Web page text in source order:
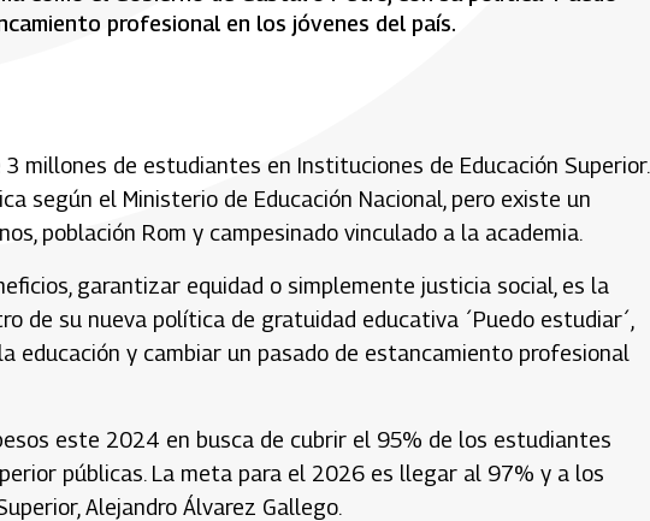
profesional en los jóvenes del país.
millones de estudiantes en Instituciones de Educación Superior.
según el Ministerio de Educación Nacional, pero existe un
población Rom y campesinado vinculado a la academia.
garantizar equidad o simplemente justicia social, es la
de su nueva política de gratuidad educativa ´Puedo estudiar´,
educación y cambiar un pasado de estancamiento profesional
este 2024 en busca de cubrir el 95% de los estudiantes
públicas. La meta para el 2026 es llegar al 97% y a los
Alejandro Álvarez Gallego.